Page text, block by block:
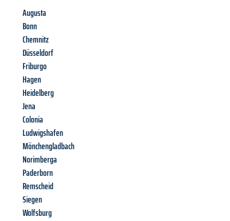
Augusta
Bonn
Chemnitz
Düsseldorf
Friburgo
Hagen
Heidelberg
Jena
Colonia
Ludwigshafen
Mönchengladbach
Norimberga
Paderborn
Remscheid
Siegen
Wolfsburg